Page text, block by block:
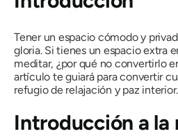
Tener un espacio cómodo y
gloria. Si tienes un espacio extra
meditar, ¿por qué no convertirlo
artículo te guiará para convertir
refugio de relajación y paz interior.
Introducción a